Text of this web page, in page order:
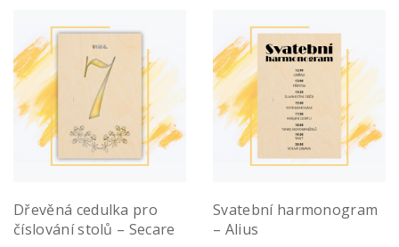
Dřevěná cedulka pro
číslování stolů – Secare
Svatební harmonogram
– Alius